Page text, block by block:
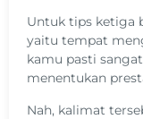
Untuk tips ketiga
yaitu tempat
kamu pasti
menentukan
Nah, kalimat